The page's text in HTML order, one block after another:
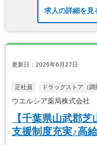
求人の詳細を見
更新日：2026年6月27日
正社員 ドラッグストア（調
ウエルシア薬局株式会社
【千葉県山武郡
支援制度充実♪高